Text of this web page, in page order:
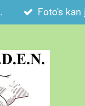
Foto's